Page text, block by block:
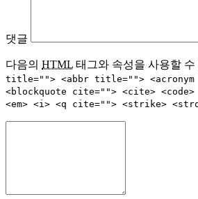
댓글
다음의 HTML 태그와 속성을 사용할 수
title=""> <abbr title="">
<blockquote cite=""> <cite>
<em> <i> <q cite=""> <strike>